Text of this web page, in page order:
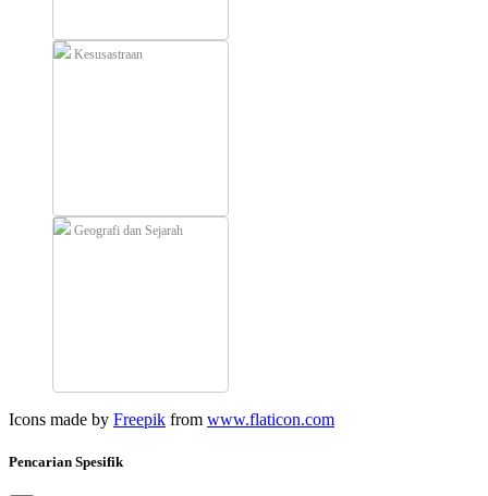
Kesusastraan
Geografi dan Sejarah
Icons made by Freepik from www.flaticon.com
Pencarian Spesifik